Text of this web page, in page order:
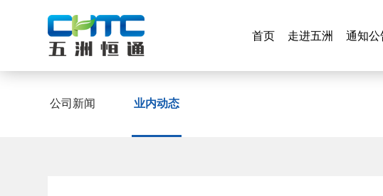
首页 走进五洲 通知公
公司新闻 业内动态